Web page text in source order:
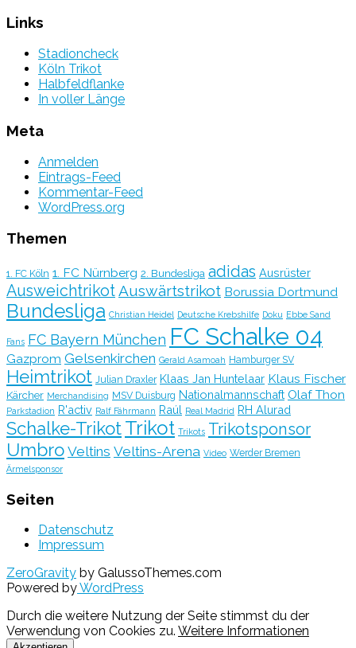
Links
Stadioncheck
Köln Trikot
Halbfeldflanke
In voller Länge
Meta
Anmelden
Eintrags-Feed
Kommentar-Feed
WordPress.org
Themen
1. FC Köln 1. FC Nürnberg 2. Bundesliga adidas Ausrüster
AusweichtrikotAuswärtstrikot Borussia Dortmund
Bundesliga Christian Heidel Deutsche Krebshilfe Doku Ebbe Sand
Fans FC Bayern München FC Schalke 04
Gazprom Gelsenkirchen Gerald Asamoah Hamburger SV
Heimtrikot Julian Draxler Klaas Jan Huntelaar Klaus Fischer
Kärcher Merchandising MSV Duisburg Nationalmannschaft Olaf Thon
Parkstadion R'activ Ralf Fährmann Raúl Real Madrid RH Alurad
Schalke-TrikotTrikot Trikots Trikotsponsor
Umbro Veltins Veltins-Arena Video Werder Bremen
Ärmelsponsor
Seiten
Datenschutz
Impressum
ZeroGravity by GalussoThemes.com
Powered byWordPress
Durch die weitere Nutzung der Seite stimmst du der
Verwendung von Cookies zu. Weitere Informationen